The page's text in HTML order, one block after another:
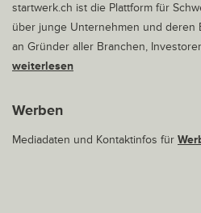
startwerk.ch ist die Plattform für
über junge Unternehmen und deren
an Gründer aller Branchen,
weiterlesen
Werben
Mediadaten und Kontaktinfos für